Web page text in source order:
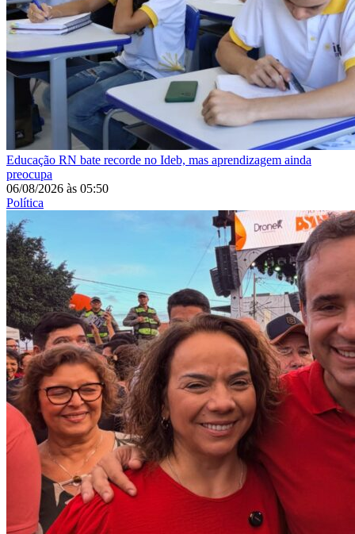
Educação RN bate recorde no Ideb, mas aprendizagem ainda
preocupa
06/08/2026 às 05:50
Política